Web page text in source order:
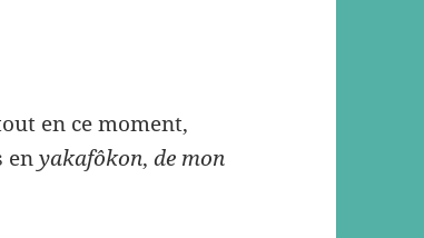
en ce moment,
enyakafôkon,de mon